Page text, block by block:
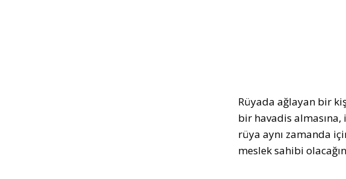
Rüyada ağlayan bir
bir havadis
rüya aynı zamanda
meslek sahibi